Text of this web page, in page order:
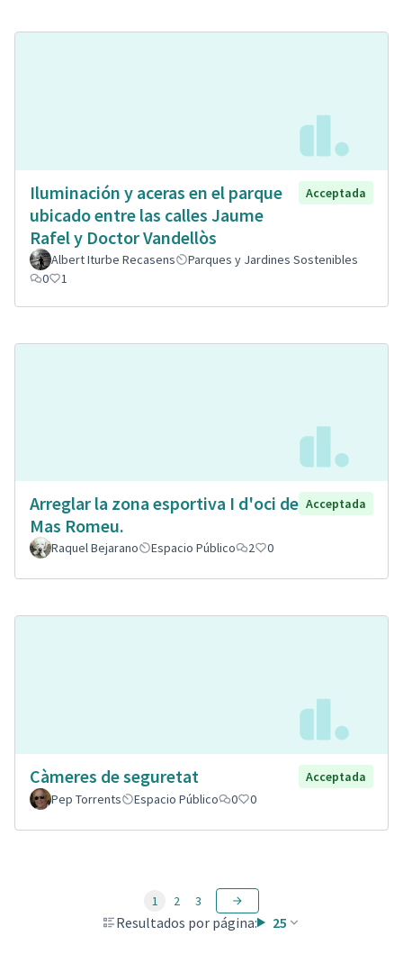
Iluminación y aceras en el parque
ubicado entre las calles Jaume
Rafel y Doctor Vandellòs
Acceptada
Albert Iturbe Recasens
Parques y Jardines Sostenibles
0
1
Arreglar la zona esportiva I d'oci de
Mas Romeu.
Acceptada
Raquel Bejarano Espacio Público 2 0
Càmeres de seguretat
Acceptada
Pep Torrents
Espacio Público 0 0
Resultados por página: 25
1 2 3